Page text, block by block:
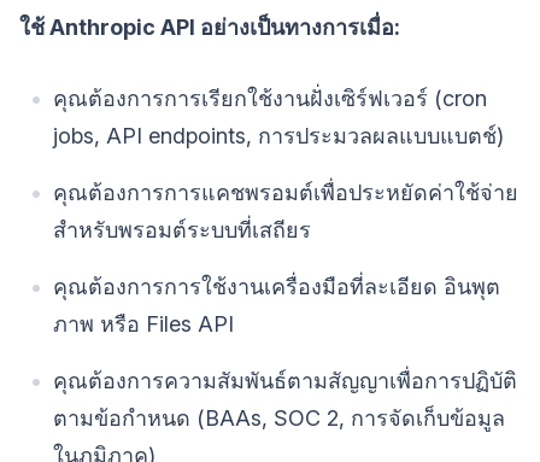
ใช้ Anthropic API อย่างเป็นทางการเมื่อ:
คุณต้องการการเรียกใช้งานฝั่งเซิร์ฟเวอร์ (cron
jobs, API endpoints, การประมวลผลแบบแบตช์)
คุณต้องการการแคชพรอมต์เพื่อประหยัดค่าใช้จ่าย
สำหรับพรอมต์ระบบที่เสถียร
คุณต้องการการใช้งานเครื่องมือที่ละเอียด อินพุต
ภาพ หรือ Files API
คุณต้องการความสัมพันธ์ตามสัญญาเพื่อการปฏิบัติ
ตามข้อกำหนด (BAAs, SOC 2, การจัดเก็บข้อมูล
ในภูมิภาค)